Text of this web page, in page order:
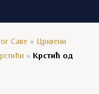
Саве » Црквени
» Крстић од